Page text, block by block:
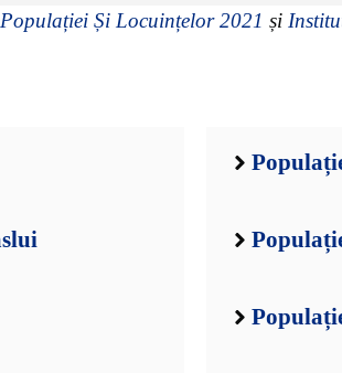
Și Locuințelor 2021 și